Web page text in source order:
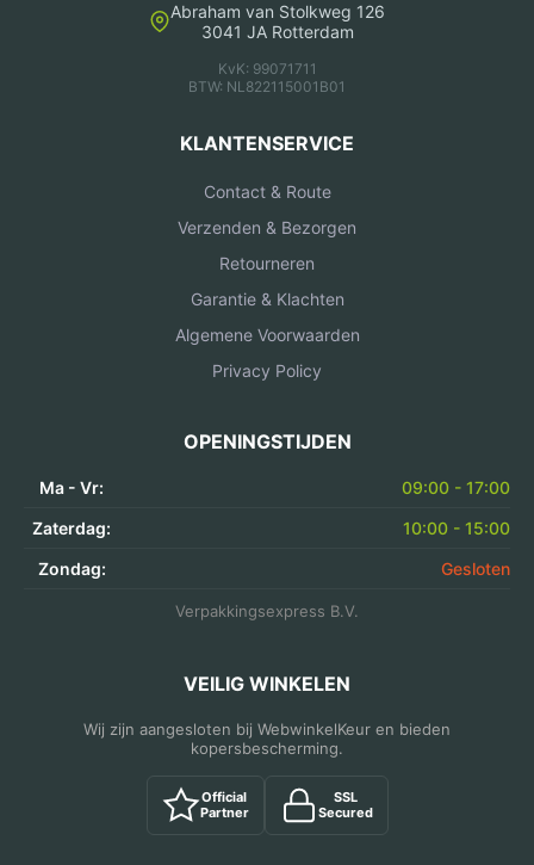
Abraham van Stolkweg 126
3041 JA Rotterdam
KvK: 99071711
BTW: NL822115001B01
KLANTENSERVICE
Contact & Route
Verzenden & Bezorgen
Retourneren
Garantie & Klachten
Algemene Voorwaarden
Privacy Policy
OPENINGSTIJDEN
Ma - Vr:
09:00 - 17:00
Zaterdag:
10:00 - 15:00
Zondag:
Gesloten
Verpakkingsexpress B.V.
VEILIG WINKELEN
Wij zijn aangesloten bij WebwinkelKeur en bieden
kopersbescherming.
Official
Partner
SSL
Secured